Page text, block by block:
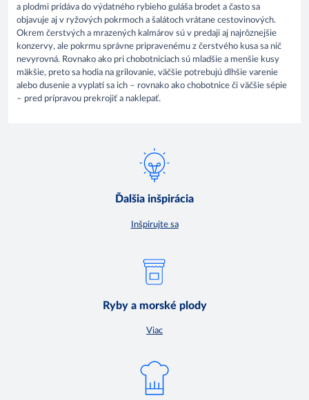
a plodmi pridáva do výdatného rybieho guláša brodet a často sa
objavuje aj v ryžových pokrmoch a šalátoch vrátane cestovinových.
Okrem čerstvých a mrazených kalmárov sú v predaji aj najrôznejšie
konzervy, ale pokrmu správne pripravenému z čerstvého kusa sa nič
nevyrovná. Rovnako ako pri chobotniciach sú mladšie a menšie kusy
mäkšie, preto sa hodia na grilovanie, väčšie potrebujú dlhšie varenie
alebo dusenie a vyplatí sa ich – rovnako ako chobotnice či väčšie sépie
– pred prípravou prekrojiť a naklepať.
Ďalšia inšpirácia
Inšpirujte sa
Ryby a morské plody
Viac